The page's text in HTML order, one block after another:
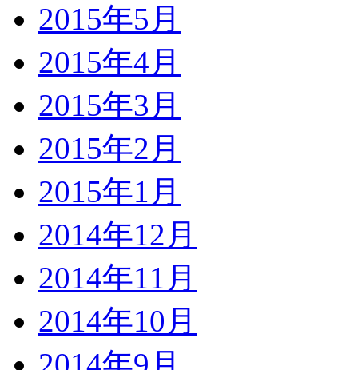
2015年5月
2015年4月
2015年3月
2015年2月
2015年1月
2014年12月
2014年11月
2014年10月